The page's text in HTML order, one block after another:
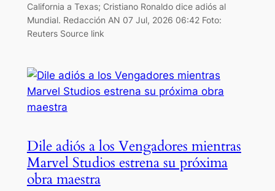
California a Texas; Cristiano Ronaldo dice adiós al
Mundial. Redacción AN 07 Jul, 2026 06:42 Foto:
Reuters Source link
Dile adiós a los Vengadores mientras
Marvel Studios estrena su próxima
obra maestra